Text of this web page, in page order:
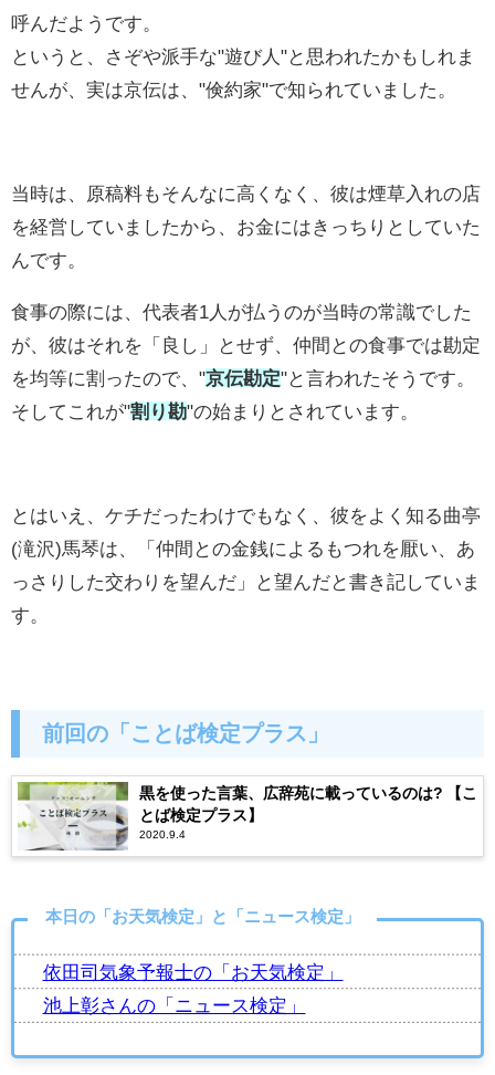
呼んだようです。
というと、さぞや派手な"遊び人"と思われたかもしれま
せんが、実は京伝は、"倹約家"で知られていました。
当時は、原稿料もそんなに高くなく、彼は煙草入れの店
を経営していましたから、お金にはきっちりとしていた
んです。
食事の際には、代表者1人が払うのが当時の常識でした
が、彼はそれを「良し」とせず、仲間との食事では勘定
を均等に割ったので、"京伝勘定"と言われたそうです。
そしてこれが"割り勘"の始まりとされています。
とはいえ、ケチだったわけでもなく、彼をよく知る曲亭
(滝沢)馬琴は、「仲間との金銭によるもつれを厭い、あ
っさりした交わりを望んだ」と望んだと書き記していま
す。
前回の「ことば検定プラス」
黒を使った言葉、広辞苑に載っているのは? 【こ
とば検定プラス】
2020.9.4
本日の「お天気検定」と「ニュース検定」
依田司気象予報士の「お天気検定」
池上彰さんの「ニュース検定」